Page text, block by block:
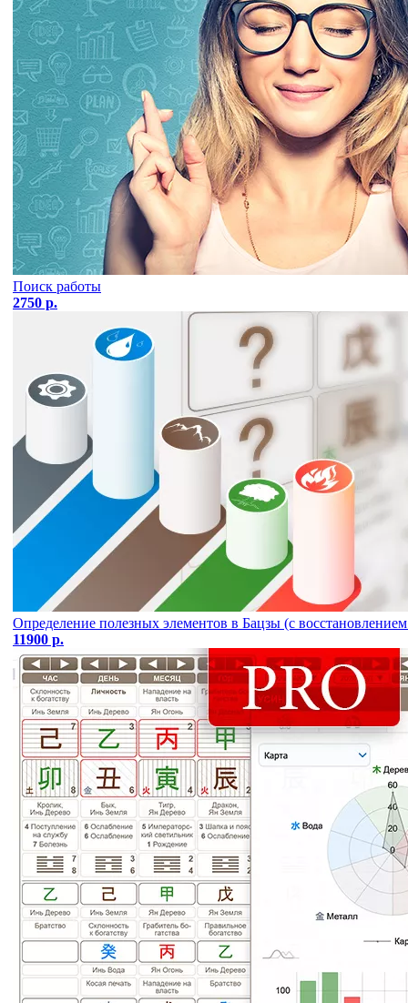
Поиск работы
2750 р.
Определение полезных элементов в Бацзы (с восстановлением
11900 р.